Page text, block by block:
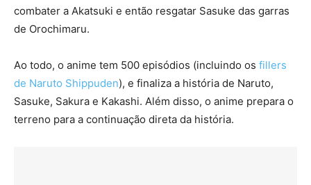
combater a Akatsuki e então resgatar Sasuke das garras
de Orochimaru.
Ao todo, o anime tem 500 episódios (incluindo os fillers
de Naruto Shippuden), e finaliza a história de Naruto,
Sasuke, Sakura e Kakashi. Além disso, o anime prepara o
terreno para a continuação direta da história.